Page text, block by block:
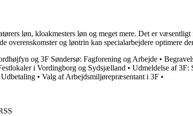
løn, kloakmesters løn og meget mere. Det er
og løntrin kan specialarbejdere optimere
og 3F Søndersø: Fagforening og Arbejde •
i Vordingborg og Sydsjælland • Udmeldelse af 3F:
• Valg af Arbejdsmiljørepræsentant i 3F •